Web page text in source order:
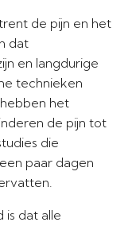
de pijn en het
dat
en langdurige
technieken
hebben het
de pijn tot
die
paar dagen
is dat alle